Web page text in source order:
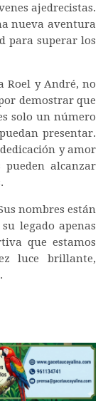
ajedrecistas.
nueva aventura
para superar los
Roel y André, no
demostrar que
solo un número
presentar.
y amor
alcanzar
nombres están
legado apenas
que estamos
luce brillante,